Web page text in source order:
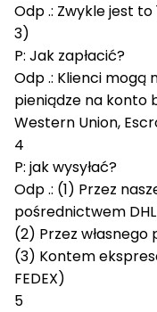
Odp .: Zwykle jest
3)
P: Jak zapłacić?
Odp .: Klienci mogą
pieniądze na konto
Western Union,
4
P: jak wysyłać?
Odp .: (1) Przez
pośrednictwem DHL
(2) Przez
(3) Kontem
FEDEX)
5